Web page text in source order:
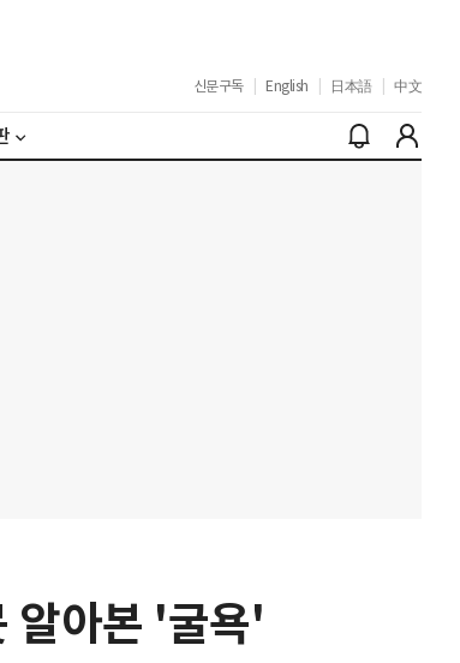
신문구독 English 日本語 中文
알아본 '굴욕'